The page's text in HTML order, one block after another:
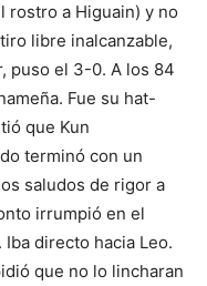
rostro a Higuain) y no
libre inalcanzable,
puso el 3-0. A los 84
Fue su hat-
que Kun
terminó con un
saludos de rigor a
irrumpió en el
directo hacia Leo.
que no lo lincharan